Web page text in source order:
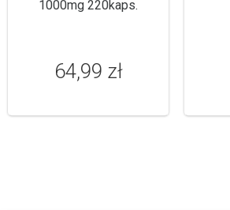
1000mg 220kaps.
64,99 zł